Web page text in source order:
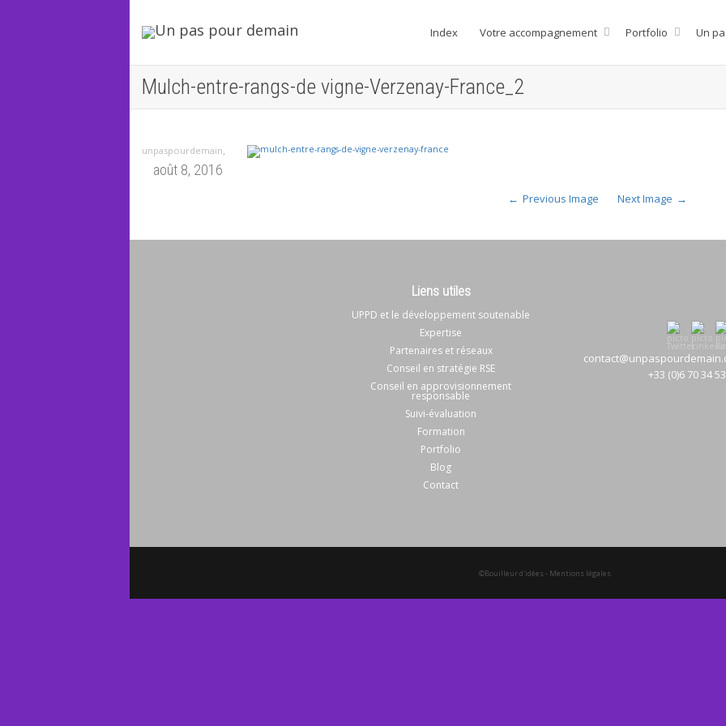
Index Votre accompagnement Portfolio Un
Mulch-entre-rangs-de vigne-Verzenay-France_2
unpaspourdemain,
août 8, 2016
Previous Image Next Image
Liens utiles
UPPD et le développement soutenable
Expertise
Partenaires et réseaux
Conseil en stratégie RSE
Conseil en approvisionnement
responsable
Suivi-évaluation
Formation
Portfolio
Blog
Contact
+33 (0)6 70 34
©Bouilleur d'idées - Mentions légales